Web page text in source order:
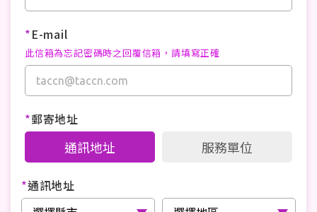
*E-mail
此信箱為忘記密碼時之回覆信箱，請填寫正確
*郵寄地址
通訊地址 服務單位
*通訊地址